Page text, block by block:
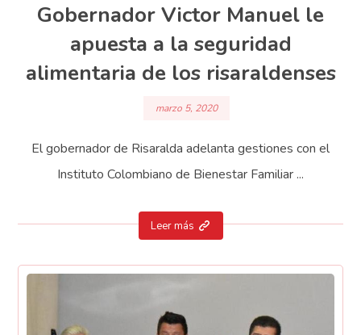
Gobernador Victor Manuel le
apuesta a la seguridad
alimentaria de los risaraldenses
marzo 5, 2020
El gobernador de Risaralda adelanta gestiones con el
Instituto Colombiano de Bienestar Familiar ...
Leer más